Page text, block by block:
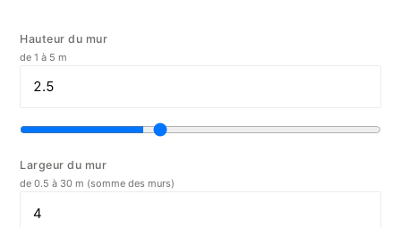
Hauteur du mur
de 1 à 5 m
Largeur du mur
de 0.5 à 30 m (somme des murs)